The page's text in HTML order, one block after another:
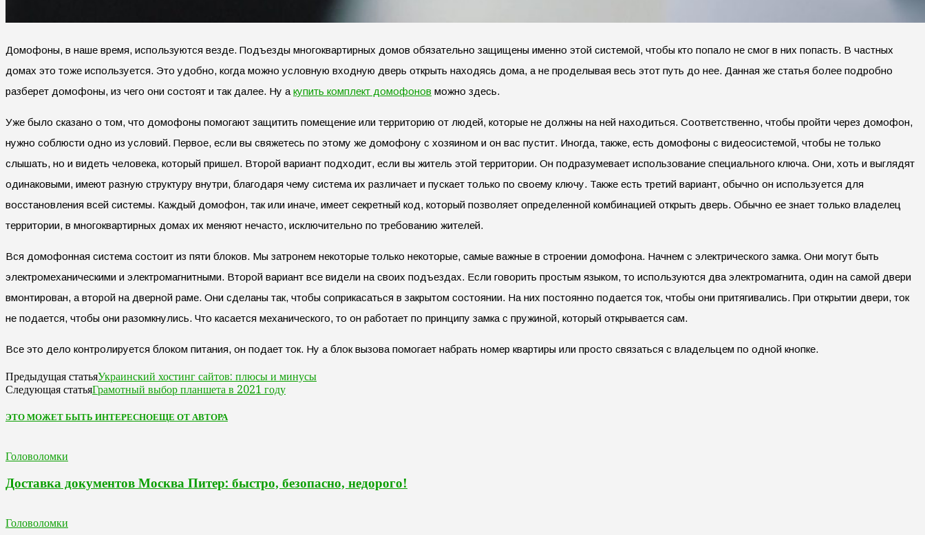
Домофоны, в наше время, используются везде. Подъезды многоквартирных домов обязательно защищены именно этой системой, чтобы кто попало не смог в них попасть. В частных
домах это тоже используется. Это удобно, когда можно условную входную дверь открыть находясь дома, а не проделывая весь этот путь до нее. Данная же статья более подробно
разберет домофоны, из чего они состоят и так далее. Ну а купить комплект домофонов можно здесь.
Уже было сказано о том, что домофоны помогают защитить помещение или территорию от людей, которые не должны на ней находиться. Соответственно, чтобы пройти через домофон,
нужно соблюсти одно из условий. Первое, если вы свяжетесь по этому же домофону с хозяином и он вас пустит. Иногда, также, есть домофоны с видеосистемой, чтобы не только
слышать, но и видеть человека, который пришел. Второй вариант подходит, если вы житель этой территории. Он подразумевает использование специального ключа. Они, хоть и выглядят
одинаковыми, имеют разную структуру внутри, благодаря чему система их различает и пускает только по своему ключу. Также есть третий вариант, обычно он используется для
восстановления всей системы. Каждый домофон, так или иначе, имеет секретный код, который позволяет определенной комбинацией открыть дверь. Обычно ее знает только владелец
территории, в многоквартирных домах их меняют нечасто, исключительно по требованию жителей.
Вся домофонная система состоит из пяти блоков. Мы затронем некоторые только некоторые, самые важные в строении домофона. Начнем с электрического замка. Они могут быть
электромеханическими и электромагнитными. Второй вариант все видели на своих подъездах. Если говорить простым языком, то используются два электромагнита, один на самой двери
вмонтирован, а второй на дверной раме. Они сделаны так, чтобы соприкасаться в закрытом состоянии. На них постоянно подается ток, чтобы они притягивались. При открытии двери, ток
не подается, чтобы они разомкнулись. Что касается механического, то он работает по принципу замка с пружиной, который открывается сам.
Все это дело контролируется блоком питания, он подает ток. Ну а блок вызова помогает набрать номер квартиры или просто связаться с владельцем по одной кнопке.
Предыдущая статьяУкраинский хостинг сайтов: плюсы и минусы
Следующая статьяГрамотный выбор планшета в 2021 году
ЭТО МОЖЕТ БЫТЬ ИНТЕРЕСНОЕЩЕ ОТ АВТОРА
Головоломки
Доставка документов Москва Питер: быстро, безопасно, недорого!
Головоломки